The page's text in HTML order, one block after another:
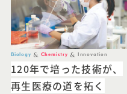
Biology Chemistry Innovation
120年で培った技術が、
再生医療の道を拓く